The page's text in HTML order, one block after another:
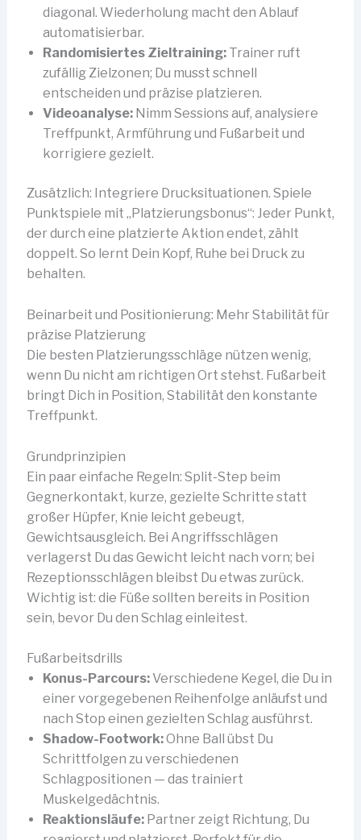
diagonal. Wiederholung macht den Ablauf
automatisierbar.
Randomisiertes Zieltraining:Trainer ruft
zufällig Zielzonen; Du musst schnell
entscheiden und präzise platzieren.
Videoanalyse:Nimm Sessions auf, analysiere
Treffpunkt, Armführung und Fußarbeit und
korrigiere gezielt.
Zusätzlich: Integriere Drucksituationen. Spiele
Punktspiele mit „Platzierungsbonus“: Jeder Punkt,
der durch eine platzierte Aktion endet, zählt
doppelt. So lernt Dein Kopf, Ruhe bei Druck zu
behalten.
Beinarbeit und Positionierung: Mehr Stabilität für
präzise Platzierung
Die besten Platzierungsschläge nützen wenig,
wenn Du nicht am richtigen Ort stehst. Fußarbeit
bringt Dich in Position, Stabilität den konstante
Treffpunkt.
Grundprinzipien
Ein paar einfache Regeln: Split-Step beim
Gegnerkontakt, kurze, gezielte Schritte statt
großer Hüpfer, Knie leicht gebeugt,
Gewichtsausgleich. Bei Angriffsschlägen
verlagerst Du das Gewicht leicht nach vorn; bei
Rezeptionsschlägen bleibst Du etwas zurück.
Wichtig ist: die Füße sollten bereits in Position
sein, bevor Du den Schlag einleitest.
Fußarbeitsdrills
Konus-Parcours:Verschiedene Kegel, die Du in
einer vorgegebenen Reihenfolge anläufst und
nach Stop einen gezielten Schlag ausführst.
Shadow-Footwork:Ohne Ball übst Du
Schrittfolgen zu verschiedenen
Schlagpositionen — das trainiert
Muskelgedächtnis.
Reaktionsläufe:Partner zeigt Richtung, Du